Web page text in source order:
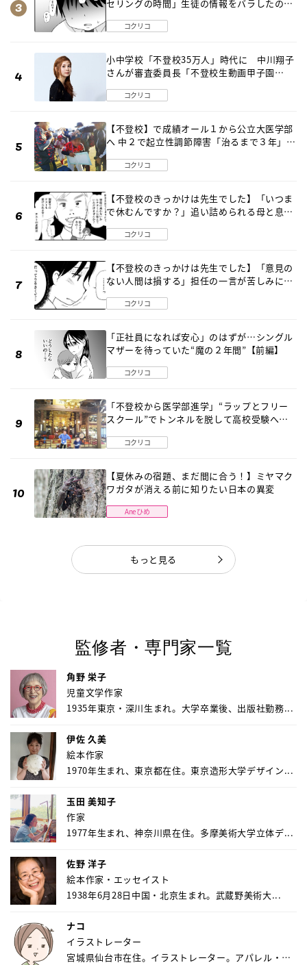
セリングの時間」生徒の情報をバラしたの
コクリコ
小中学校「不登校35万人」時代に 中川翔子
さんが審査委員長「不登校生動画甲子園
コクリコ
【不登校】で成績オール１から公立大医学部
へ 中２で起立性調節障害「治るまで３年」の
コクリコ
【不登校のきっかけは先生でした】「いつま
で休むんですか？」追い詰められる母と息子
コクリコ
【不登校のきっかけは先生でした】「意見の
ない人間は損する」担任の一言が苦しみに…
コクリコ
「正社員になれば安心」のはずが…シングル
マザーを待っていた“魔の２年間”【前編】
コクリコ
「不登校から医学部進学」“ラップとフリー
スクール”でトンネルを脱して高校受験へ
コクリコ
【夏休みの宿題、まだ間に合う！】ミヤマク
ワガタが消える前に知りたい日本の異変
Aneひめ
もっと見る
監修者・専門家一覧
角野 栄子
児童文学作家
1935年東京・深川生まれ。大学卒業後、出版社勤務...
伊佐 久美
絵本作家
1970年生まれ、東京都在住。東京造形大学デザイン...
玉田 美知子
作家
1977年生まれ、神奈川県在住。多摩美術大学立体デ...
佐野 洋子
絵本作家・エッセイスト
1938年6月28日中国・北京生まれ。武蔵野美術大...
ナコ
イラストレーター
宮城県仙台市在住。イラストレーター。アパレル・キ